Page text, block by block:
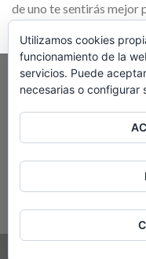
de uno te sentirás mejor
«Las técnicas
SUSTITUYEN
el
prescrito por
Utilizamos cookies
funcionamiento de la
servicios. Puede
necesarias o configurar